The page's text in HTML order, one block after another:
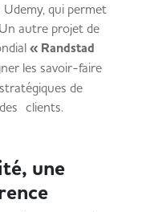
qui permet
autre projet de
« Randstad
les savoir-faire
de
des clients.
une